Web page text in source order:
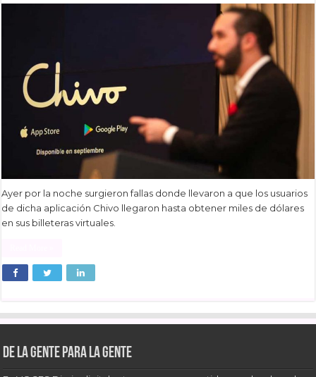
Ayer por la noche surgieron fallas donde llevaron a que los usuarios
de dicha aplicación Chivo llegaron hasta obtener miles de dólares
en sus billeteras virtuales.
De la gente para la gente